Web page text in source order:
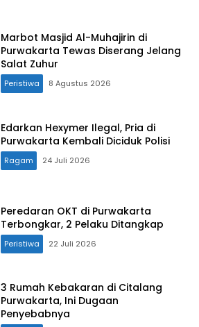
Marbot Masjid Al-Muhajirin di
Purwakarta Tewas Diserang Jelang
Salat Zuhur
Peristiwa 8 Agustus 2026
Edarkan Hexymer Ilegal, Pria di
Purwakarta Kembali Diciduk Polisi
Ragam 24 Juli 2026
Peredaran OKT di Purwakarta
Terbongkar, 2 Pelaku Ditangkap
Peristiwa 22 Juli 2026
3 Rumah Kebakaran di Citalang
Purwakarta, Ini Dugaan
Penyebabnya